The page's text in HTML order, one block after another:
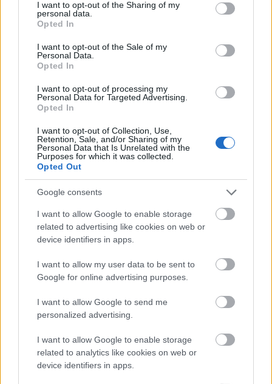
not limited to your visit or usage behaviour. You may click to
grant or deny consent to Google and its third-party tags to
use your data for below specified purposes in below Google
consent section.
I want to opt-out of the Sharing of my
personal data.
Opted In
I want to opt-out of the Sale of my
Personal Data.
Opted In
I want to opt-out of processing my
Personal Data for Targeted Advertising.
Opted In
I want to opt-out of Collection, Use,
Retention, Sale, and/or Sharing of my
Personal Data that Is Unrelated with the
Purposes for which it was collected.
Opted Out
Google consents
I want to allow Google to enable storage
related to advertising like cookies on web or
device identifiers in apps.
I want to allow my user data to be sent to
Google for online advertising purposes.
I want to allow Google to send me
personalized advertising.
I want to allow Google to enable storage
related to analytics like cookies on web or
device identifiers in apps.